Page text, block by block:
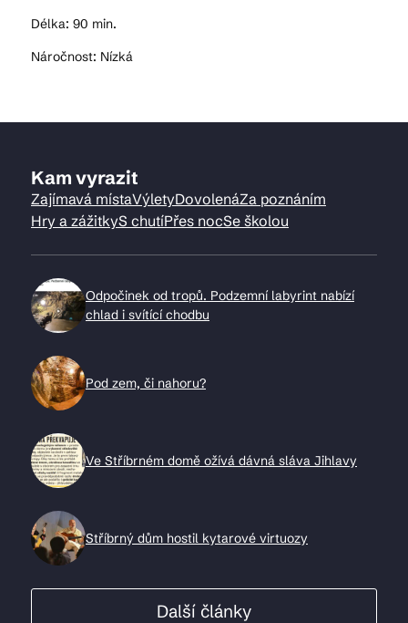
Délka: 90 min.
Náročnost: Nízká
Kam vyrazit
Zajímavá místaVýletyDovolenáZa poznáním
Hry a zážitkyS chutíPřes nocSe školou
Odpočinek od tropů. Podzemní labyrint nabízí
chlad i svítící chodbu
Pod zem, či nahoru?
Ve Stříbrném domě ožívá dávná sláva Jihlavy
Stříbrný dům hostil kytarové virtuozy
Další články